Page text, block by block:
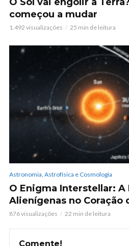
começou a mudar
1.492 visualizações 25 min de leitura
Astronomia, Astrofísica e Cosmologia
O Enigma Interstellar: A
Alienígenas no Coração
876 visualizações 22 min de leitura
Comente!